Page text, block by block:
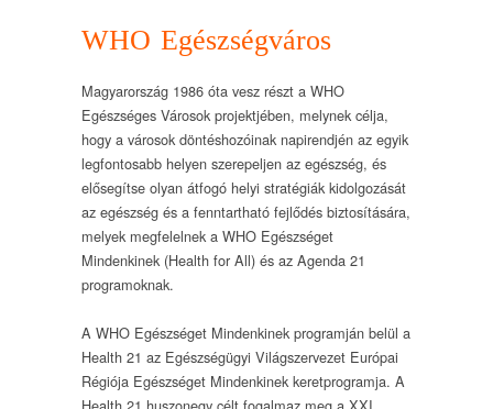
WHO Egészségváros
Magyarország 1986 óta vesz részt a WHO
Egészséges Városok projektjében, melynek célja,
hogy a városok döntéshozóinak napirendjén az egyik
legfontosabb helyen szerepeljen az egészség, és
elősegítse olyan átfogó helyi stratégiák kidolgozását
az egészség és a fenntartható fejlődés biztosítására,
melyek megfelelnek a WHO Egészséget
Mindenkinek (Health for All) és az Agenda 21
programoknak.
A WHO Egészséget Mindenkinek programján belül a
Health 21 az Egészségügyi Világszervezet Európai
Régiója Egészséget Mindenkinek keretprogramja. A